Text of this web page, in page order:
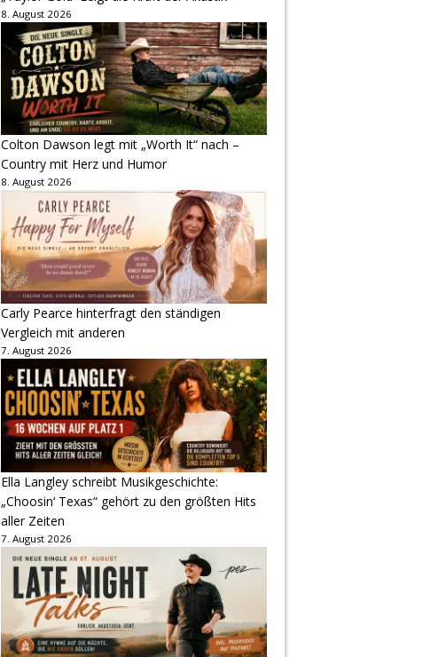
8. August 2026
Colton Dawson legt mit „Worth It“ nach –
Country mit Herz und Humor
8. August 2026
Carly Pearce hinterfragt den ständigen
Vergleich mit anderen
7. August 2026
Ella Langley schreibt Musikgeschichte:
„Choosin‘ Texas“ gehört zu den größten Hits
aller Zeiten
7. August 2026